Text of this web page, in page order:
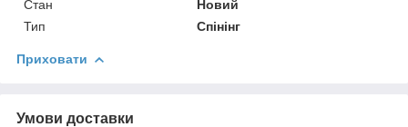
Стан
Новий
Тип
Спінінг
Приховати
Умови доставки